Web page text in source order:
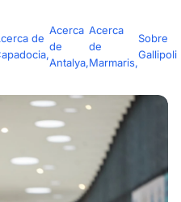
de
Acerca
de
Antalya,
Acerca
de
Marmaris,
Sobre
Gallipoli